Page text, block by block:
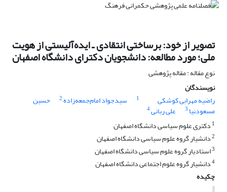
تصویر از خود: برساختی انتقادی ـ ایده‌آلیستی از هویت
ملی؛ مورد مطالعه: دانشجویان دکترای دانشگاه اصفهان
نوع مقاله : مقاله پژوهشی
نویسندگان
راضیه مهرابی کوشکی
1 سیدجواد امام‌جمعه‌زاده2 حسین
مسعودنیا 3 علی ربانی4
1 دکتری علوم سیاسی دانشگاه اصفهان
2دانشیار گروه علوم سیاسی دانشگاه اصفهان
3استادیار گروه علوم سیاسی دانشگاه اصفهان
4دانشیار گروه علوم اجتماعی دانشگاه اصفهان
چکیده